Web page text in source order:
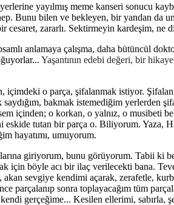
yayılmış meme kanseri sonucu
Bunu bilen ve bekleyen, bir yandan da
zararlı. Sektirmeyin kardeşim, ne
anlamaya çalışma, daha bütüncül
Yaşantının edebi değeri, bir
o parça, şifalanmak istiyor.
bakmak istemediğim yerlerden
içinden; o korkan, o yalnız, o musibeti
eskide tutan bir parça o. Biliyorum. Yaza,
hayatımı, umuyorum.
giriyorum, bunu görüyorum. Tabii ki
için böyle acı bir ilaç verilecekti bana.
sevgiye kendimi açarak, zerafetle,
sonra toplayacağım tüm
gerçeğime... Kesilen ellerimi, sabırla,